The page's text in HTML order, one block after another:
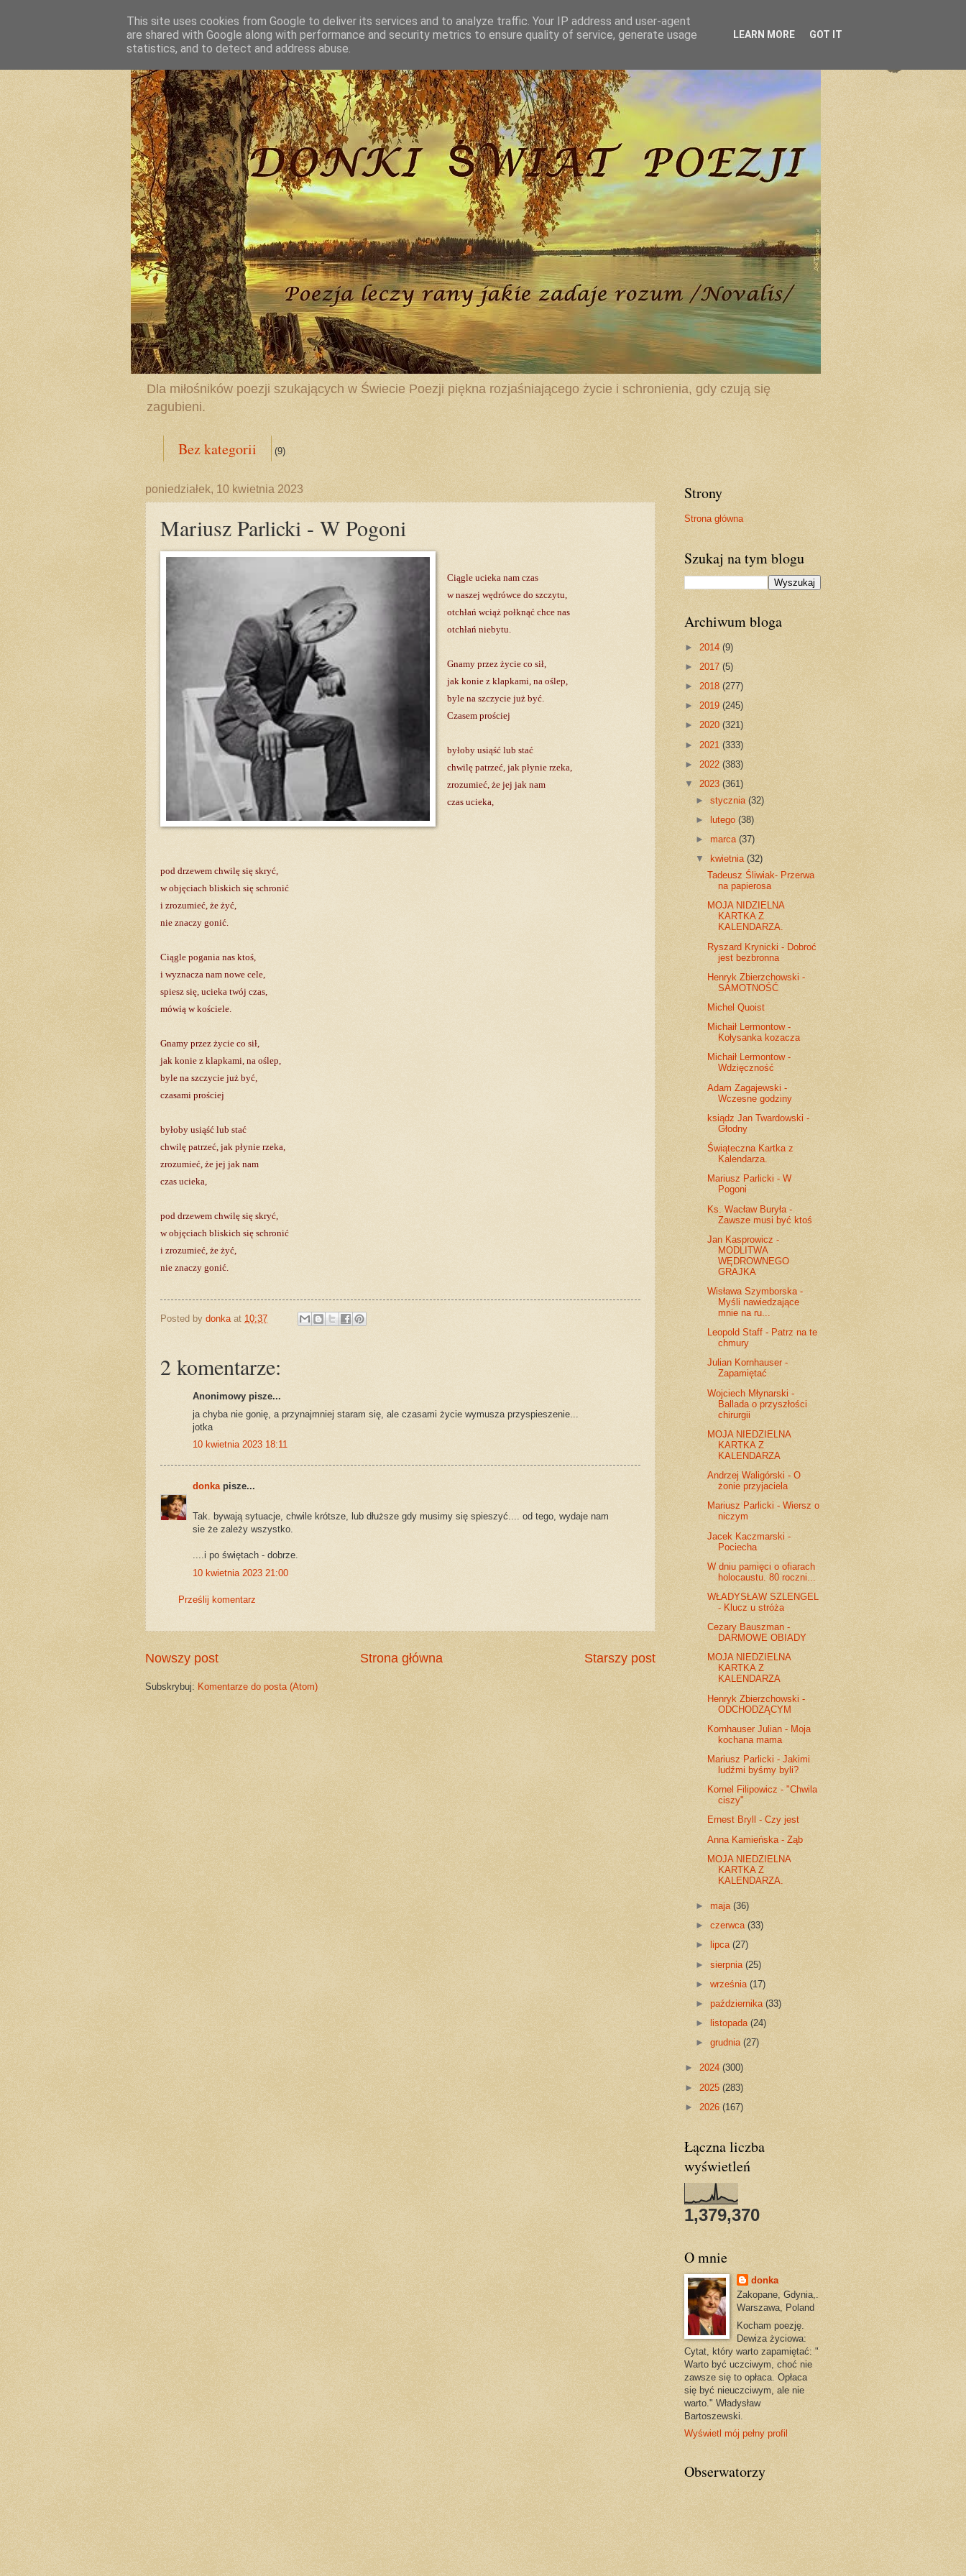
Dla miłośników poezji szukających w Świecie Poezji piękna rozjaśniającego życie i schronienia, gdy czują się
zagubieni.
Bez kategorii (9)
poniedziałek, 10 kwietnia 2023
Mariusz Parlicki - W Pogoni
Ciągle ucieka nam czas
w naszej wędrówce do szczytu,
otchłań wciąż połknąć chce nas
otchłań niebytu.
Gnamy przez życie co sił,
jak konie z klapkami, na oślep,
byle na szczycie już być.
Czasem prościej
byłoby usiąść lub stać
chwilę patrzeć, jak płynie rzeka,
zrozumieć, że jej jak nam
czas ucieka,
pod drzewem chwilę się skryć,
w objęciach bliskich się schronić
i zrozumieć, że żyć,
nie znaczy gonić.
Ciągle pogania nas ktoś,
i wyznacza nam nowe cele,
spiesz się, ucieka twój czas,
mówią w kościele.
Gnamy przez życie co sił,
jak konie z klapkami, na oślep,
byle na szczycie już być,
czasami prościej
byłoby usiąść lub stać
chwilę patrzeć, jak płynie rzeka,
zrozumieć, że jej jak nam
czas ucieka,
pod drzewem chwilę się skryć,
w objęciach bliskich się schronić
i zrozumieć, że żyć,
nie znaczy gonić.
Posted by donka at 10:37
2 komentarze:
Anonimowy pisze...
ja chyba nie gonię, a przynajmniej staram się, ale czasami życie wymusza przyspieszenie...
jotka
10 kwietnia 2023 18:11
donka pisze...
Tak. bywają sytuacje, chwile krótsze, lub dłuższe gdy musimy się spieszyć.... od tego, wydaje nam
sie że zależy wszystko.
....i po świętach - dobrze.
10 kwietnia 2023 21:00
Prześlij komentarz
Nowszy post Starszy post
Strona główna
Subskrybuj: Komentarze do posta (Atom)
Strony
Strona główna
Szukaj na tym blogu
Archiwum bloga
► 2014 (9)
► 2017 (5)
► 2018 (277)
► 2019 (245)
► 2020 (321)
► 2021 (333)
► 2022 (383)
▼ 2023 (361)
►stycznia(32)
►
lutego(38)
►marca(37)
▼
kwietnia(32)
Tadeusz Śliwiak- Przerwa
na papierosa
MOJA NIDZIELNA
KARTKA Z
KALENDARZA.
Ryszard Krynicki - Dobroć
jest bezbronna
Henryk Zbierzchowski -
SAMOTNOŚĆ
Michel Quoist
Michaił Lermontow -
Kołysanka kozacza
Michaił Lermontow -
Wdzięczność
Adam Zagajewski -
Wczesne godziny
ksiądz Jan Twardowski -
Głodny
Świąteczna Kartka z
Kalendarza.
Mariusz Parlicki - W
Pogoni
Ks. Wacław Buryła -
Zawsze musi być ktoś
Jan Kasprowicz -
MODLITWA
WĘDROWNEGO
GRAJKA
Wisława Szymborska -
Myśli nawiedzające
mnie na ru...
Leopold Staff - Patrz na te
chmury
Julian Kornhauser -
Zapamiętać
Wojciech Młynarski -
Ballada o przyszłości
chirurgii
MOJA NIEDZIELNA
KARTKA Z
KALENDARZA
Andrzej Waligórski - O
żonie przyjaciela
Mariusz Parlicki - Wiersz o
niczym
Jacek Kaczmarski -
Pociecha
W dniu pamięci o ofiarach
holocaustu. 80 roczni...
WŁADYSŁAW SZLENGEL
- Klucz u stróża
Cezary Bauszman -
DARMOWE OBIADY
MOJA NIEDZIELNA
KARTKA Z
KALENDARZA
Henryk Zbierzchowski -
ODCHODZĄCYM
Kornhauser Julian - Moja
kochana mama
Mariusz Parlicki - Jakimi
ludźmi byśmy byli?
Kornel Filipowicz - "Chwila
ciszy"
Ernest Bryll - Czy jest
Anna Kamieńska - Ząb
MOJA NIEDZIELNA
KARTKA Z
KALENDARZA.
►maja(36)
►czerwca(33)
►
lipca(27)
►sierpnia(25)
►września(17)
►października(33)
►
listopada(24)
►grudnia(27)
► 2024 (300)
► 2025 (283)
► 2026 (167)
Łączna liczba
wyświetleń
1,379,370
O mnie
donka
Zakopane, Gdynia,.
Warszawa, Poland
Kocham poezję.
Dewiza życiowa:
Cytat, który warto zapamiętać: "
Warto być uczciwym, choć nie
zawsze się to opłaca. Opłaca
się być nieuczciwym, ale nie
warto." Władysław
Bartoszewski.
Wyświetl mój pełny profil
Obserwatorzy
This site uses cookies from Google to deliver its services and to analyze traffic. Your IP address and user-agent
are shared with Google along with performance and security metrics to ensure quality of service, generate usage
statistics, and to detect and address abuse.
LEARN MORE GOT IT